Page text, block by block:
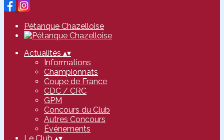
Pétanque Chazelloise
Actualités ▴▾
Informations
Championnats
Coupe de France
CDC / CRC
GPM
Concours du Club
Autres Concours
Événements